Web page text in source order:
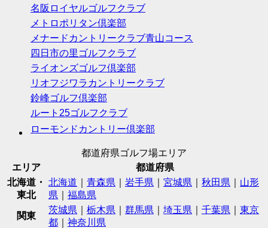
名阪ロイヤルゴルフクラブ
メトロポリタン倶楽部
メナードカントリークラブ青山コース
四日市の里ゴルフクラブ
ライオンズゴルフ倶楽部
リオフジワラカントリークラブ
鈴峰ゴルフ倶楽部
ルート25ゴルフクラブ
ローモンドカントリー倶楽部
都道府県ゴルフ場エリア
エリア
都道府県
北海道・
東北
北海道 青森県 岩手県 宮城県 秋田県
山形
県
福島県
関東
茨城県 栃木県 群馬県 埼玉県 千葉県
東京
都
神奈川県